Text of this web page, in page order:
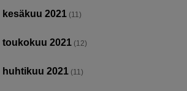
kesäkuu 2021 (11)
toukokuu 2021 (12)
huhtikuu 2021 (11)